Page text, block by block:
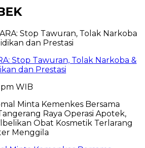
Stop Tawuran, Tolak Narkoba &
dan Prestasi
pm WIB